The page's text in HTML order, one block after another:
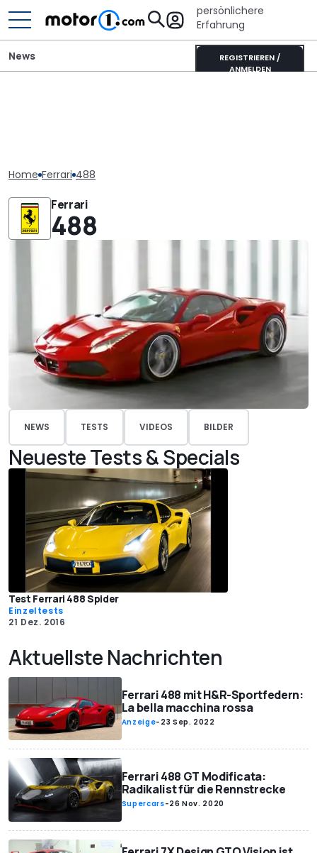
persönlichere
Erfahrung
REGISTRIEREN /
ANMELDEN
News
Home Ferrari 488
Ferrari
488
NEWS TESTS VIDEOS BILDER
Neueste Tests & Specials
Test Ferrari 488 Spider
Einzeltests
21 Dez. 2016
Aktuellste Nachrichten
Ferrari 488 mit H&R-Sportfedern:
La bella macchina rossa
Anzeige- 23 Sep. 2022
Ferrari 488 GT Modificata:
Radikalist für die Rennstrecke
Supercars-26 Nov. 2020